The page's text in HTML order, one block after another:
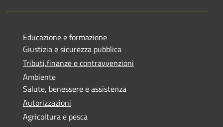
Educazione e formazione
Giustizia e sicurezza pubblica
Tributi,finanze e contravvenzioni
Ambiente
Salute, benessere e assistenza
Autorizzazioni
Agricoltura e pesca